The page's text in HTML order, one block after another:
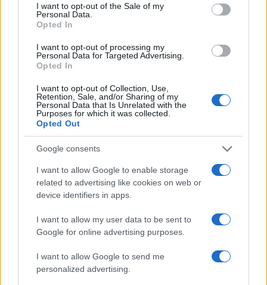
I want to opt-out of the Sale of my
Personal Data.
Opted In
I want to opt-out of processing my
Personal Data for Targeted Advertising.
Opted In
I want to opt-out of Collection, Use,
Retention, Sale, and/or Sharing of my
Personal Data that Is Unrelated with the
Purposes for which it was collected.
Opted Out
Google consents
I want to allow Google to enable storage
related to advertising like cookies on web or
device identifiers in apps.
I want to allow my user data to be sent to
Google for online advertising purposes.
I want to allow Google to send me
personalized advertising.